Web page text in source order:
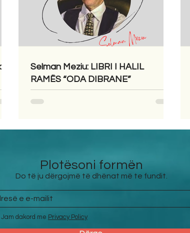
Selman Meziu: LIBRI I HALIL
RAMËS “ODA DIBRANE”
Plotësoni formën
Do të ju dërgojmë të dhënat më te fundit.
Jam dakord me Privacy Policy